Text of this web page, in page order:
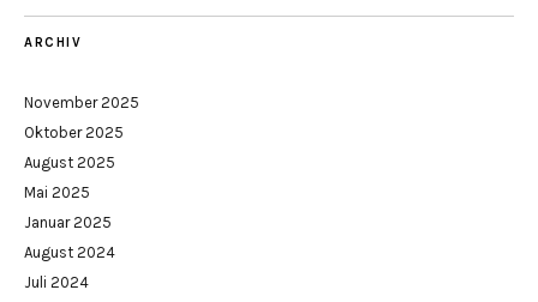
ARCHIV
November 2025
Oktober 2025
August 2025
Mai 2025
Januar 2025
August 2024
Juli 2024